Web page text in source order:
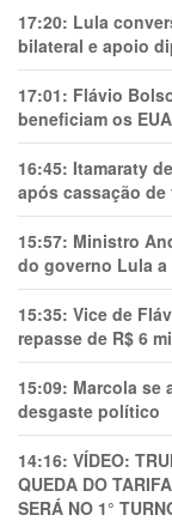
17:20: Lula
bilateral e apoio
17:01: Flávio
beneficiam os
16:45: Itamaraty
após cassação
15:57: Ministro
do governo Lula
15:35: Vice de
repasse de R$ 6
15:09: Marcola se
desgaste político
14:16: VÍDEO:
QUEDA DO
SERÁ NO 1°